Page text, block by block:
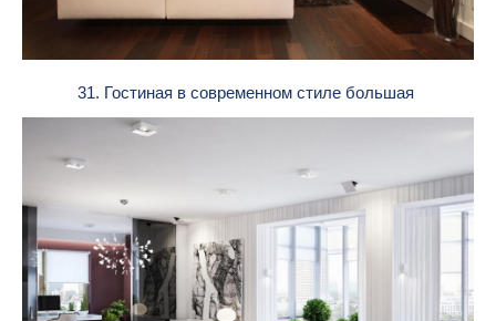
31. Гостиная в современном стиле большая